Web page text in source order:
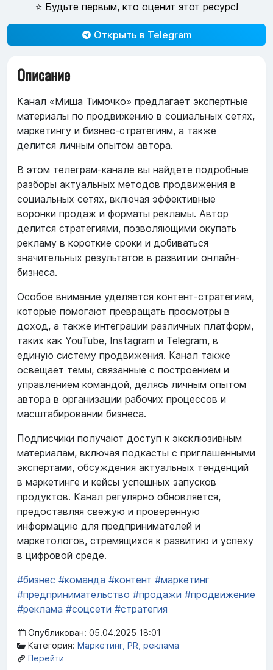
⭐ Будьте первым, кто оценит этот ресурс!
Открыть в Telegram
Описание
Канал «Миша Тимочко» предлагает экспертные
материалы по продвижению в социальных сетях,
маркетингу и бизнес-стратегиям, а также
делится личным опытом автора.
В этом телеграм-канале вы найдете подробные
разборы актуальных методов продвижения в
социальных сетях, включая эффективные
воронки продаж и форматы рекламы. Автор
делится стратегиями, позволяющими окупать
рекламу в короткие сроки и добиваться
значительных результатов в развитии онлайн-
бизнеса.
Особое внимание уделяется контент-стратегиям,
которые помогают превращать просмотры в
доход, а также интеграции различных платформ,
таких как YouTube, Instagram и Telegram, в
единую систему продвижения. Канал также
освещает темы, связанные с построением и
управлением командой, делясь личным опытом
автора в организации рабочих процессов и
масштабировании бизнеса.
Подписчики получают доступ к эксклюзивным
материалам, включая подкасты с приглашенными
экспертами, обсуждения актуальных тенденций
в маркетинге и кейсы успешных запусков
продуктов. Канал регулярно обновляется,
предоставляя свежую и проверенную
информацию для предпринимателей и
маркетологов, стремящихся к развитию и успеху
в цифровой среде.
#бизнес #команда #контент #маркетинг
#предпринимательство #продажи #продвижение
#реклама #соцсети #стратегия
Опубликован: 05.04.2025 18:01
Категория: Маркетинг, PR, реклама
Перейти